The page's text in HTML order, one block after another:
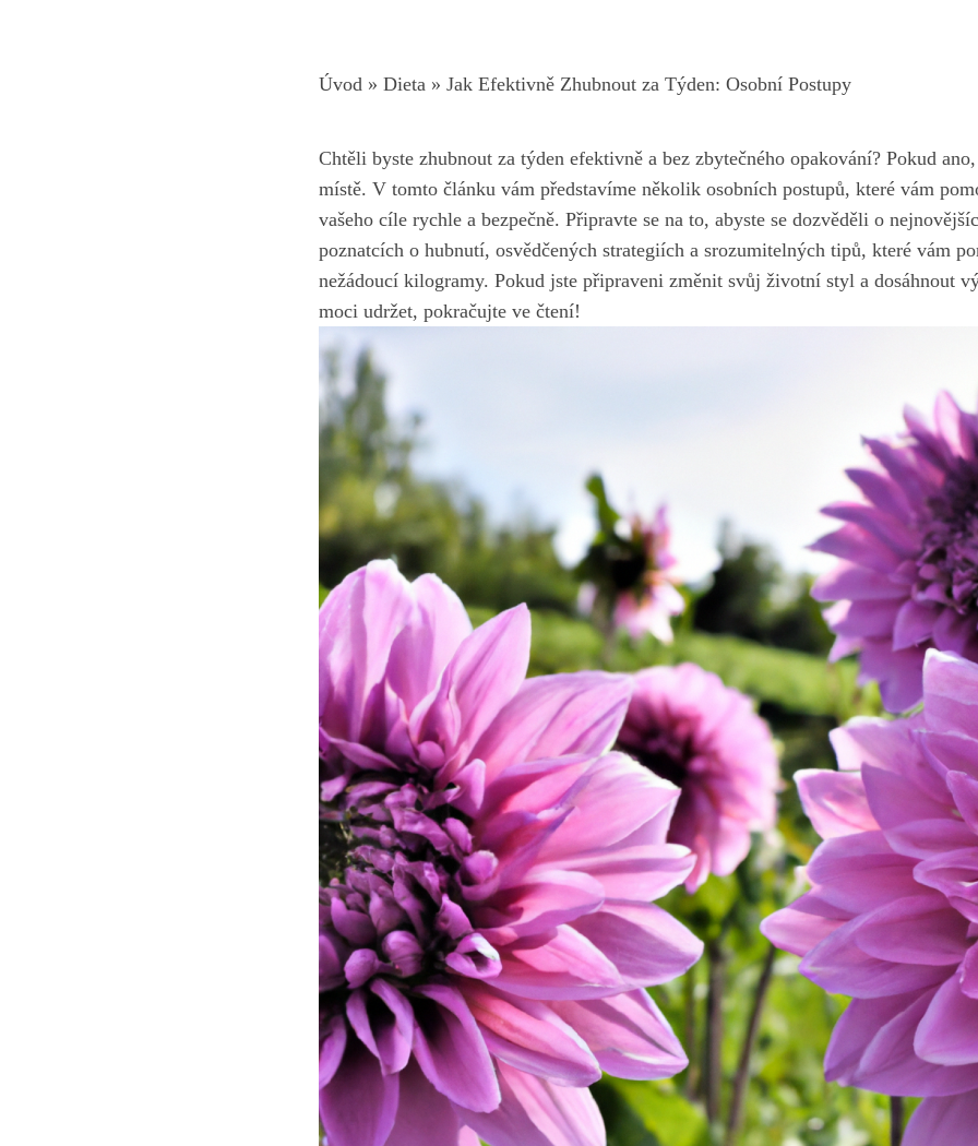
Úvod » Dieta » Jak Efektivně Zhubnout za Týden: Osobní Postupy
Chtěli byste zhubnout za týden efektivně‍ a bez zbytečného opakování? ‌Pokud
místě. V tomto článku vám ‌představíme několik osobních postupů, které vám
vašeho ⁣cíle rychle a bezpečně. Připravte se na to, abyste se‍ dozvěděli o
poznatcích o hubnutí, osvědčených strategiích a srozumitelných tipů, které vám
nežádoucí kilogramy.‍ Pokud jste připraveni změnit svůj životní styl a dosáhnout
moci ⁣udržet, pokračujte ve⁤ čtení!